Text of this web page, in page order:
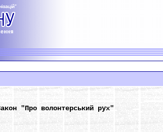
"Про волонтерський рух"